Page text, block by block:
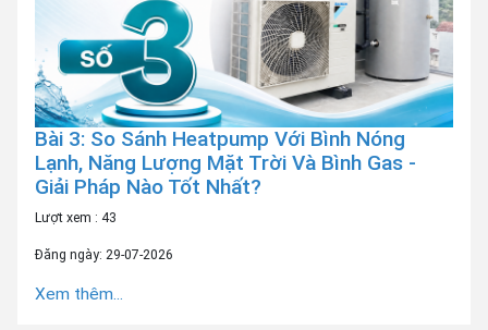
Bài 3: So Sánh Heatpump Với Bình Nóng
Lạnh, Năng Lượng Mặt Trời Và Bình Gas -
Giải Pháp Nào Tốt Nhất?
Lượt xem : 43
Đăng ngày: 29-07-2026
Xem thêm...